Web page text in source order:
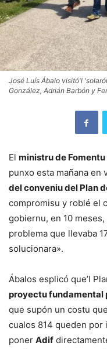
José Luís Ábalo visitó'l
González, Adrián Barbón y
El ministru de Fomentu
punxo esta mañana en
del conveniu del Plan
compromisu y roblé el
gobiernu, en 10
problema que llevaba
solucionara».
Ábalos esplicó que’l
proyectu fundamental
que supón un costu
cualos 814 queden
poner Adif